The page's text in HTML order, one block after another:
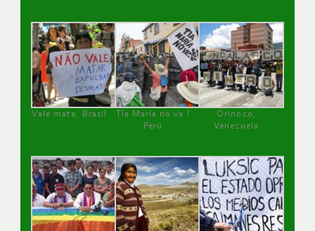
Vale mata, Brasil
Tía María no va !
Perú
Orinoco,
Venezuela